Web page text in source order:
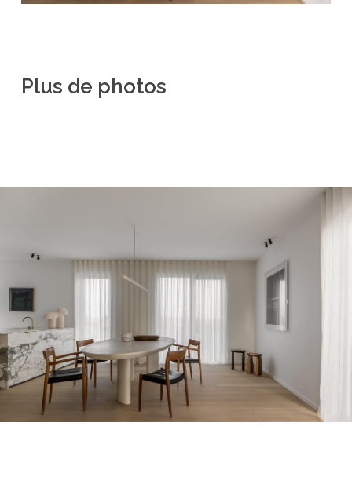
Plus de photos